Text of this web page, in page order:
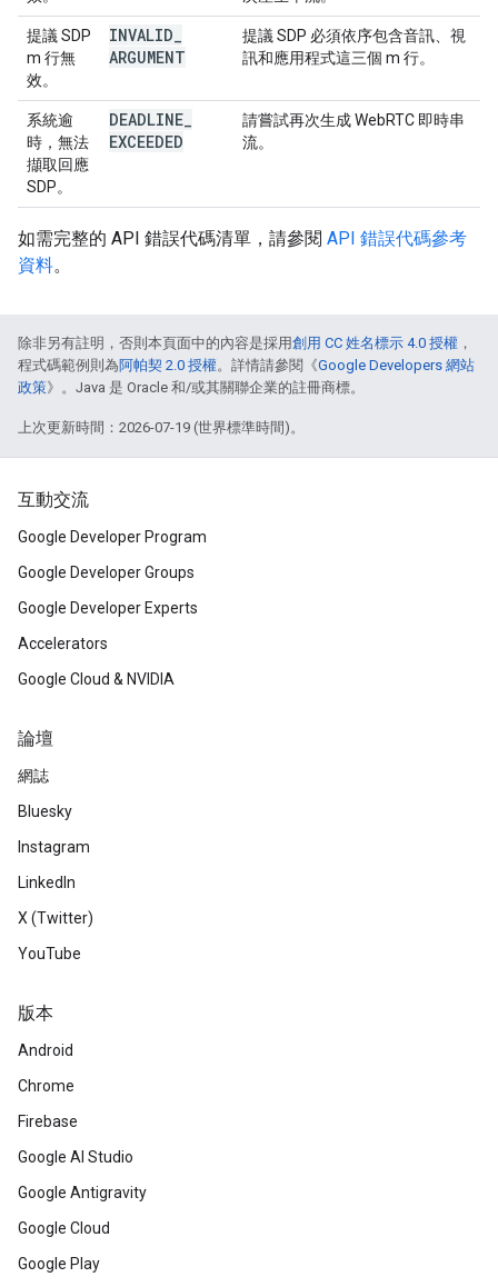
提議 SDP
m 行無
效。
INVALID
ARGUMENT
提議 SDP 必須依序包含音訊、視
訊和應用程式這三個 m 行。
系統逾
時，無法
擷取回應
SDP。
DEADLINE
EXCEEDED
請嘗試再次生成 WebRTC 即時串
流。
如需完整的 API 錯誤代碼清單，請參閱 API 錯誤代碼參考
資料。
除非另有註明，否則本頁面中的內容是採用創用 CC 姓名標示 4.0 授權 ，
程式碼範例則為阿帕契 2.0 授權。詳情請參閱《Google Developers 網站
政策》。Java 是 Oracle 和/或其關聯企業的註冊商標。
上次更新時間：2026-07-19 (世界標準時間)。
互動交流
Google Developer Program
Google Developer Groups
Google Developer Experts
Accelerators
Google Cloud & NVIDIA
論壇
網誌
Bluesky
Instagram
LinkedIn
X (Twitter)
YouTube
版本
Android
Chrome
Firebase
Google AI Studio
Google Antigravity
Google Cloud
Google Play